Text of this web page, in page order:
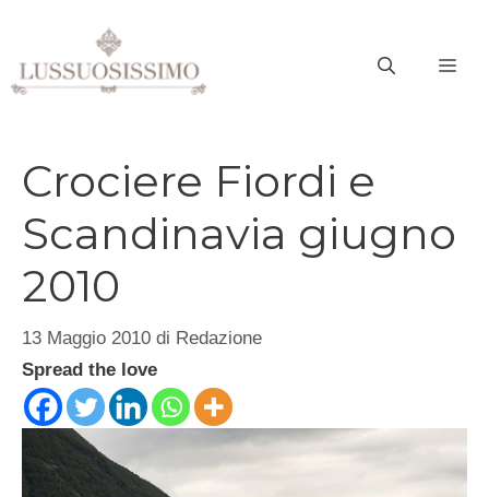
contenuto
Crociere Fiordi e
Scandinavia giugno
2010
13 Maggio 2010 di Redazione
Spread the love